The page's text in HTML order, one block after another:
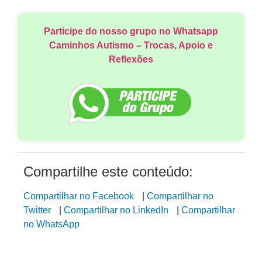
Participe do nosso grupo no Whatsapp
Caminhos Autismo – Trocas, Apoio e
Reflexões
Compartilhe este conteúdo:
Compartilhar no Facebook
Compartilhar no
Twitter
Compartilhar no LinkedIn
Compartilhar
no WhatsApp